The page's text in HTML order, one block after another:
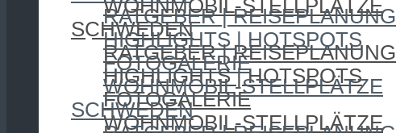
WOHNMOBIL-STELLPLÄTZE
SCHWEDEN
RATGEBER | REISEPLANUNG
HIGHLIGHTS | HOTSPOTS
FOTOGALERIE
WOHNMOBIL-STELLPLÄTZE
RATGEBER | REISEPLANUNG
HIGHLIGHTS | HOTSPOTS
FOTOGALERIE
WOHNMOBIL-STELLPLÄTZE
SCHWEDEN